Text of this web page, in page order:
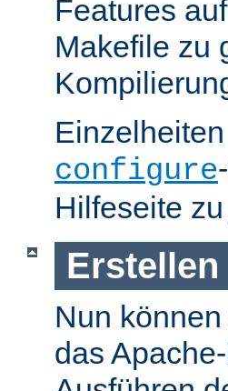
Features
Makefile zu
configure
Hilfeseite zu
Erstellen
Nun
das